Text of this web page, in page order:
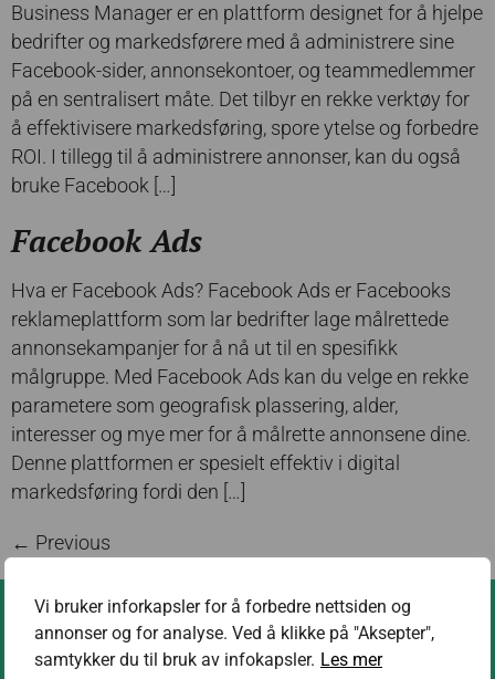
Vi bruker inforkapsler for å forbedre nettsiden og
annonser og for analyse. Ved å klikke på "Aksepter",
samtykker du til bruk av infokapsler. Les mer
Business Manager er en plattform designet for å hjelpe
bedrifter og markedsførere med å administrere sine
Facebook-sider, annonsekontoer, og teammedlemmer
på en sentralisert måte. Det tilbyr en rekke verktøy for
å effektivisere markedsføring, spore ytelse og forbedre
ROI. I tillegg til å administrere annonser, kan du også
bruke Facebook […]
Facebook Ads
Hva er Facebook Ads? Facebook Ads er Facebooks
reklameplattform som lar bedrifter lage målrettede
annonsekampanjer for å nå ut til en spesifikk
målgruppe. Med Facebook Ads kan du velge en rekke
parametere som geografisk plassering, alder,
interesser og mye mer for å målrette annonsene dine.
Denne plattformen er spesielt effektiv i digital
markedsføring fordi den […]
← Previous